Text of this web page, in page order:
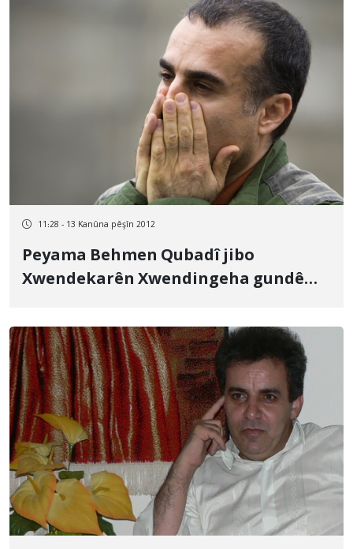
11:28 - 13 Kanûna pêşîn 2012
Peyama Behmen Qubadî jibo
Xwendekarên Xwendingeha gundê